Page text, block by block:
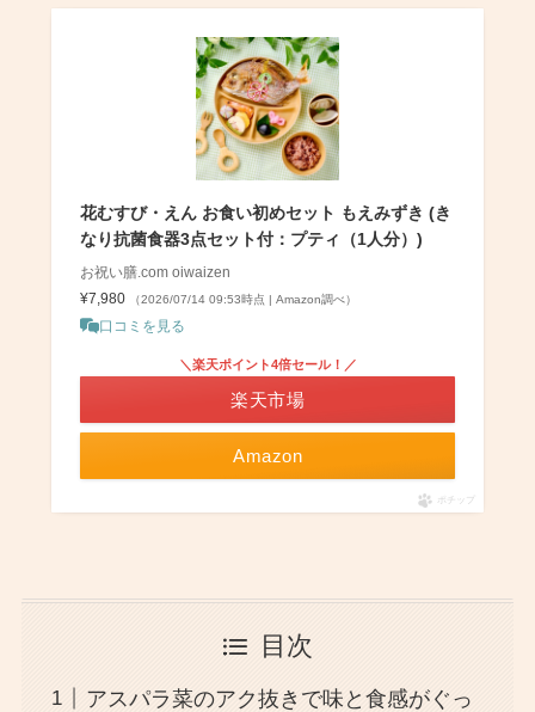
花むすび・えん お食い初めセット もえみずき (き
なり抗菌食器3点セット付：プティ（1人分）)
お祝い膳.com oiwaizen
¥7,980
（2026/07/14 09:53時点 | Amazon調べ）
口コミを見る
Amazon
＼楽天ポイント4倍セール！／
楽天市場
ポチップ
目次
アスパラ菜のアク抜きで味と食感がぐっ